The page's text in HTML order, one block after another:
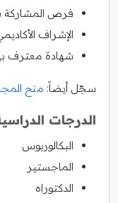
فرص المشاركة
الإشراف
شهادة معترف
سجّل أيضاً: منح
الدرجات
البكالوريوس
الماجستير
الدكتوراه